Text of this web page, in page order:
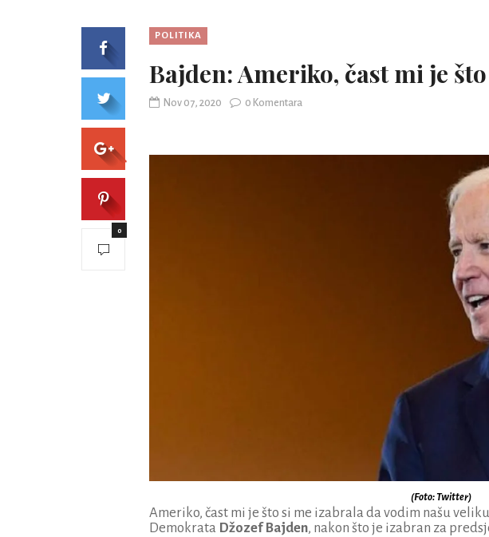
POLITIKA
Bajden: Ameriko, čast mi je
Nov 07, 2020 0 Komentara
(Foto: Twitter)
Ameriko, čast mi je što si me izabrala da vodim našu
Demokrata Džozef Bajden, nakon što je izabran za
0